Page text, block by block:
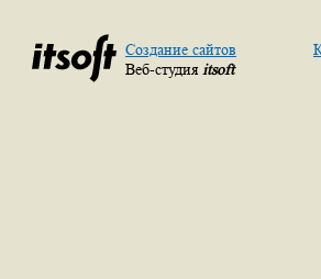
Создание сайтов
Веб-студия itsoft